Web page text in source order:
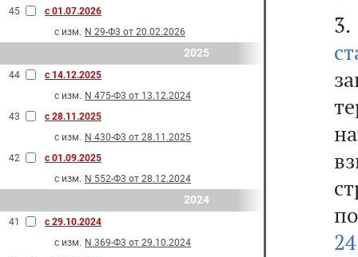
45
с 01.07.2026
с изм. N 29-Ф3 от 20.02.2026
2025
44
с 14.12.2025
с изм. N 475-Ф3 от 13.12.2024
43
с 28.11.2025
с изм. N 430-Ф3 от 28.11.2025
42
с 01.09.2025
с изм. N 552-Ф3 от 28.12.2024
2024
41
с 29.10.2024
с изм. N 369-Ф3 от 29.10.2024
24